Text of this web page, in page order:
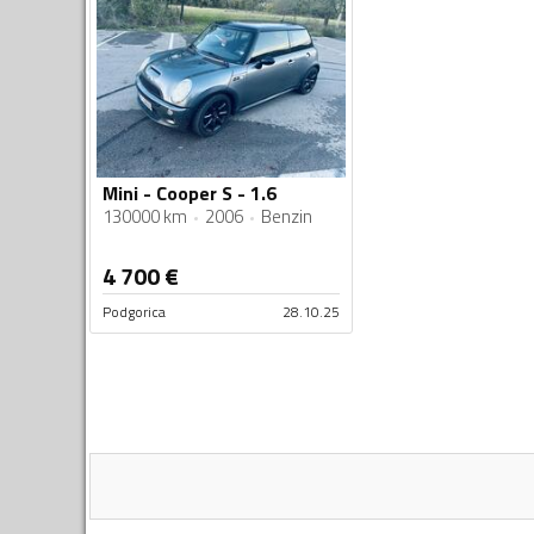
Mini - Cooper S - 1.6
130000 km 2006 Benzin
4 700€
Podgorica 28.10.25